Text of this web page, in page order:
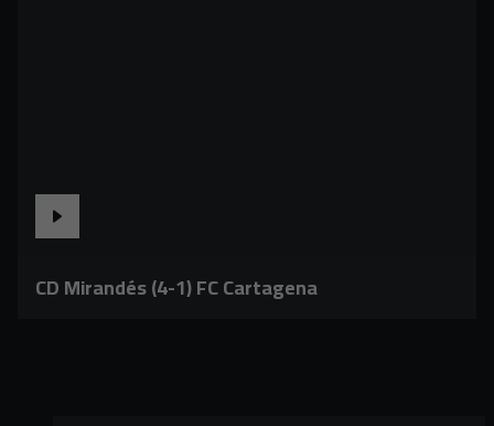
CD Mirandés (4-1) FC Cartagena